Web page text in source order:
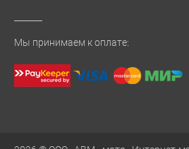
Мы принимаем к оплате: